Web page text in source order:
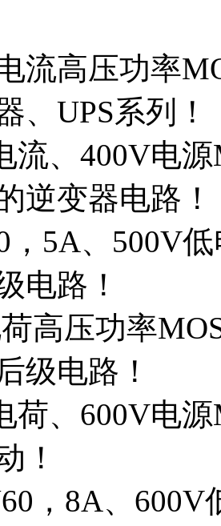
流高压功率
、UPS系列！
流、400V电
逆变器电路！
，5A、500V
电路！
高压功率
级电路！
荷、600V电
！
，8A、